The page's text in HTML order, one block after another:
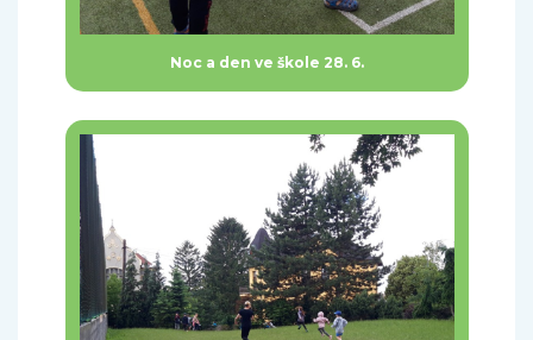
Noc a den ve škole 28. 6.